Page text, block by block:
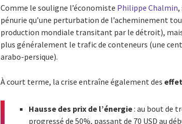
Comme le souligne l’économiste Philippe Chalmin,
pénurie qu’une perturbation de l’acheminement
production mondiale transitant par le détroit),
plus généralement le trafic de conteneurs (une
arabo-persique).
À court terme, la crise entraîne également des
Hausse des prix de l’énergie: au bout de
progressé de 50%, passant de 70 USD au